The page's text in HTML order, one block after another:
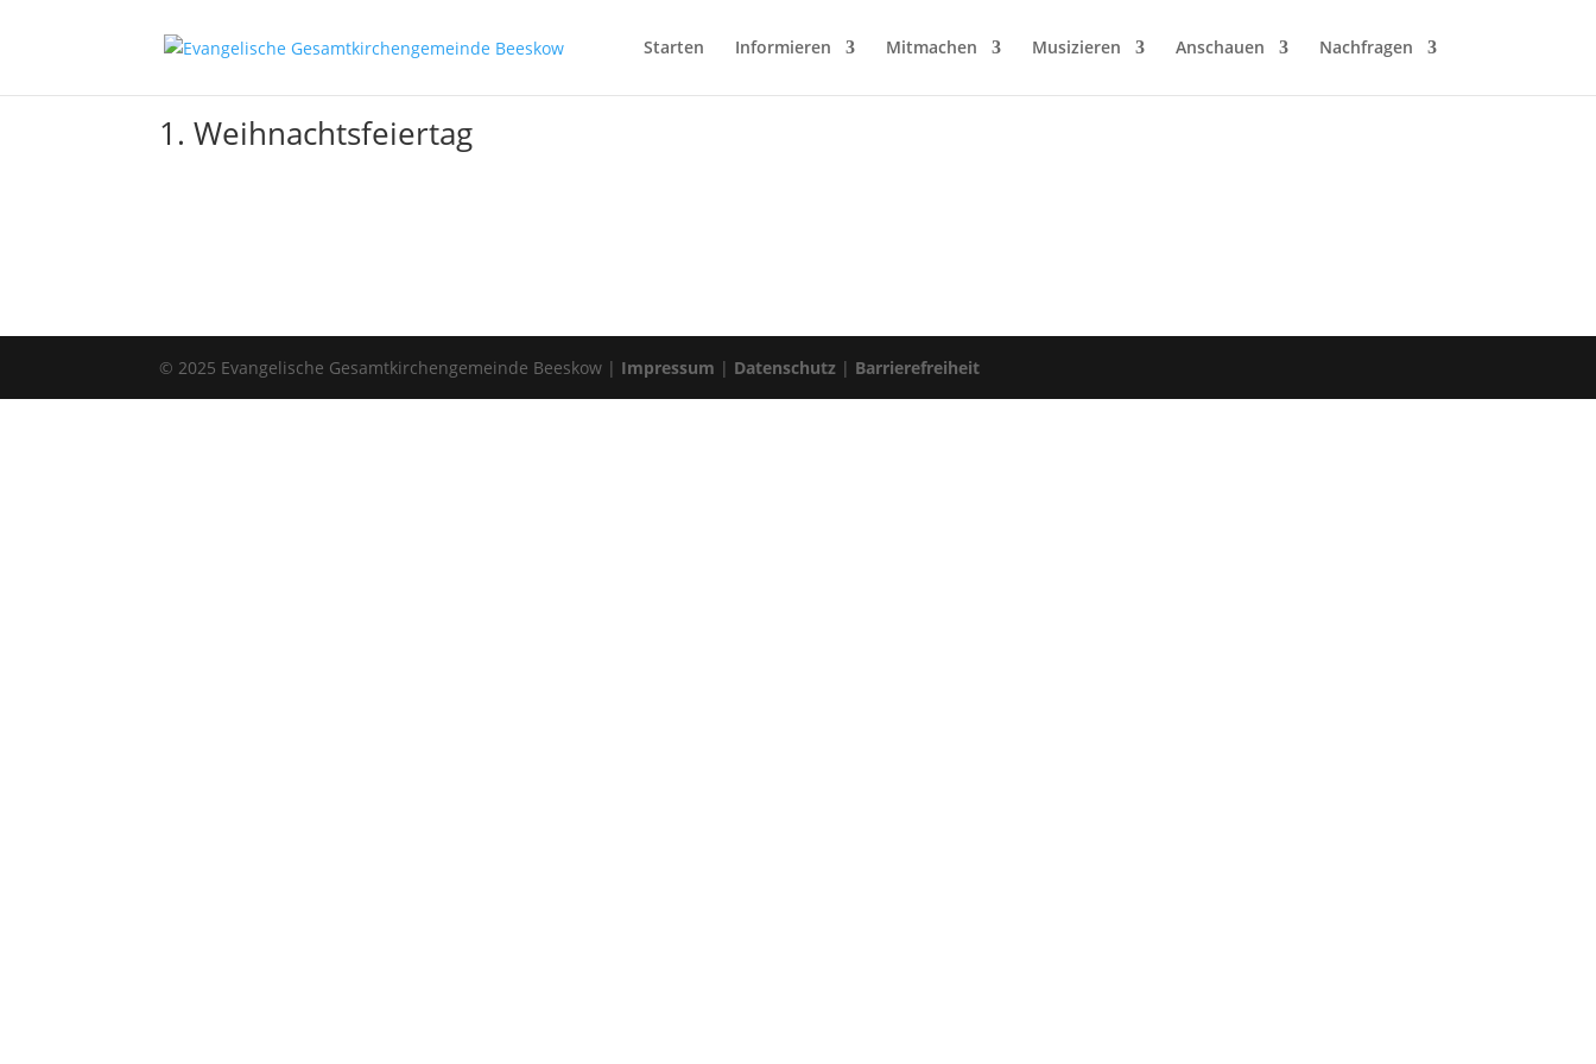
Starten Informieren Mitmachen Musizieren Anschauen Nachfragen
1. Weihnachtsfeiertag
© 2025 Evangelische Gesamtkirchengemeinde Beeskow | Impressum | Datenschutz | Barrierefreiheit